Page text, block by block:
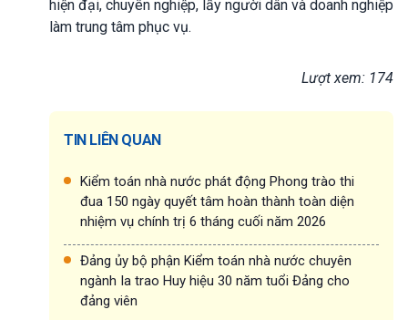
hiện đại, chuyên nghiệp, lấy người dân và doanh nghiệp
làm trung tâm phục vụ.
Lượt xem: 174
TIN LIÊN QUAN
Kiểm toán nhà nước phát động Phong trào thi
đua 150 ngày quyết tâm hoàn thành toàn diện
nhiệm vụ chính trị 6 tháng cuối năm 2026
Đảng ủy bộ phận Kiểm toán nhà nước chuyên
ngành Ia trao Huy hiệu 30 năm tuổi Đảng cho
đảng viên